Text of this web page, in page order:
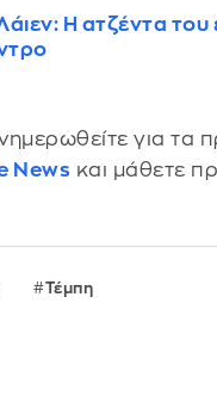
H ατζέντα του
για τα
News και μάθετε
Τέμπη